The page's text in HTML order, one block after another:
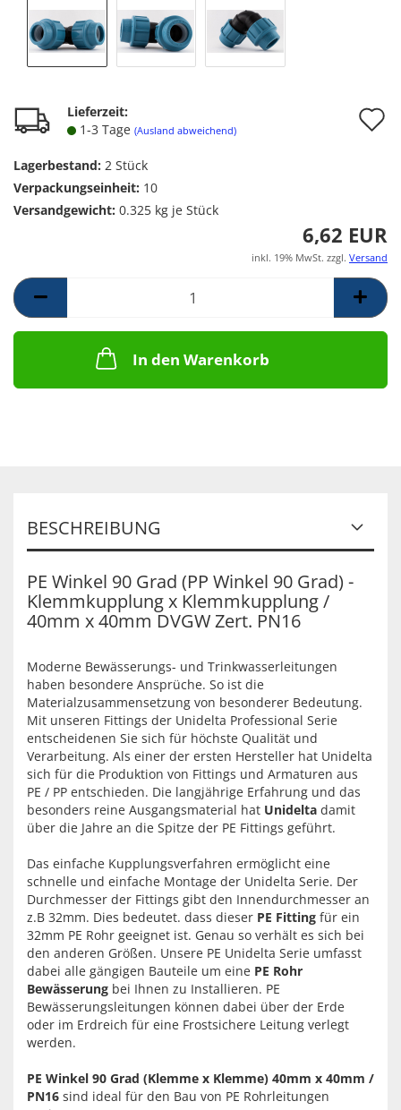
Lieferzeit:
1-3 Tage (Ausland abweichend)
Lagerbestand: 2 Stück
Verpackungseinheit: 10
Versandgewicht: 0.325 kg je Stück
6,62 EUR
inkl. 19% MwSt. zzgl. Versand
In den Warenkorb
BESCHREIBUNG
PE Winkel 90 Grad (PP Winkel 90 Grad) -
Klemmkupplung x Klemmkupplung /
40mm x 40mm DVGW Zert. PN16
Moderne Bewässerungs- und Trinkwasserleitungen
haben besondere Ansprüche. So ist die
Materialzusammensetzung von besonderer Bedeutung.
Mit unseren Fittings der Unidelta Professional Serie
entscheidenen Sie sich für höchste Qualität und
Verarbeitung. Als einer der ersten Hersteller hat Unidelta
sich für die Produktion von Fittings und Armaturen aus
PE / PP entschieden. Die langjährige Erfahrung und das
besonders reine Ausgangsmaterial hat Unidelta damit
über die Jahre an die Spitze der PE Fittings geführt.
Das einfache Kupplungsverfahren ermöglicht eine
schnelle und einfache Montage der Unidelta Serie. Der
Durchmesser der Fittings gibt den Innendurchmesser an
z.B 32mm. Dies bedeutet. dass dieser PE Fitting für ein
32mm PE Rohr geeignet ist. Genau so verhält es sich bei
den anderen Größen. Unsere PE Unidelta Serie umfasst
dabei alle gängigen Bauteile um eine PE Rohr
Bewässerung bei Ihnen zu Installieren. PE
Bewässerungsleitungen können dabei über der Erde
oder im Erdreich für eine Frostsichere Leitung verlegt
werden.
PE Winkel 90 Grad (Klemme x Klemme) 40mm x 40mm /
PN16 sind ideal für den Bau von PE Rohrleitungen